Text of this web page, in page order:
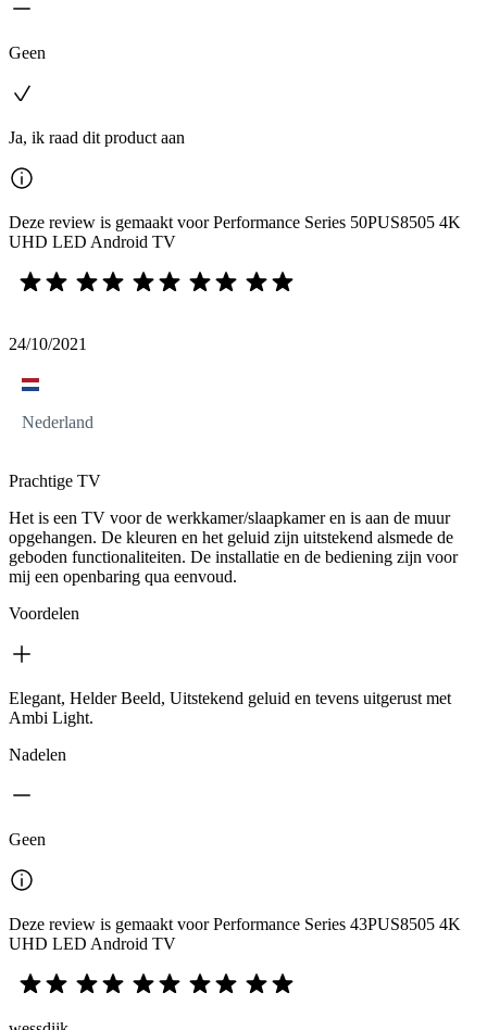
Geen
Ja, ik raad dit product aan
Deze review is gemaakt voor Performance Series 50PUS8505 4K
UHD LED Android TV
24/10/2021
Nederland
Prachtige TV
Het is een TV voor de werkkamer/slaapkamer en is aan de muur
opgehangen. De kleuren en het geluid zijn uitstekend alsmede de
geboden functionaliteiten. De installatie en de bediening zijn voor
mij een openbaring qua eenvoud.
Voordelen
Elegant, Helder Beeld, Uitstekend geluid en tevens uitgerust met
Ambi Light.
Nadelen
Geen
Deze review is gemaakt voor Performance Series 43PUS8505 4K
UHD LED Android TV